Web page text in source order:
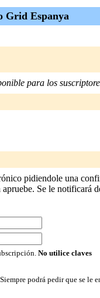
Grid Espanya
para los
pidiendole una
Se le
No utilice claves
podrá pedir que se le